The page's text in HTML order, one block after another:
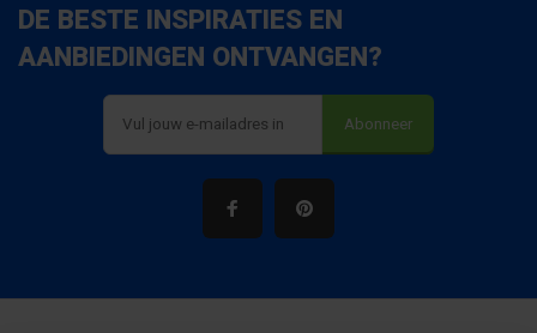
DE BESTE INSPIRATIES EN
AANBIEDINGEN ONTVANGEN?
Abonneer